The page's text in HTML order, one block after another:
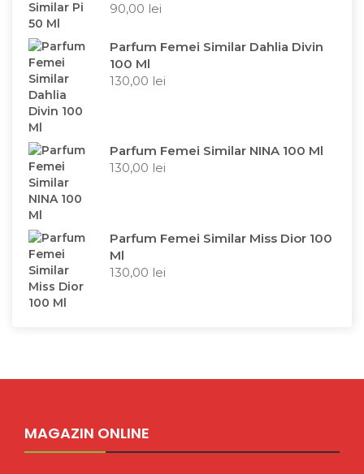
90,00 lei
Parfum Femei Similar Dahlia Divin
100 Ml
130,00 lei
Parfum Femei Similar NINA 100 Ml
130,00 lei
Parfum Femei Similar Miss Dior 100
Ml
130,00 lei
MAGAZIN ONLINE